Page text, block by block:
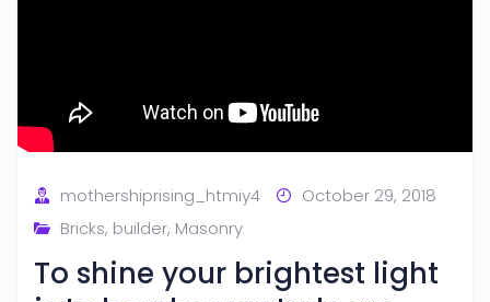
mothershiprising_htmiy4
October 29, 2018
Bricks, builder, Masonry
To shine your brightest light